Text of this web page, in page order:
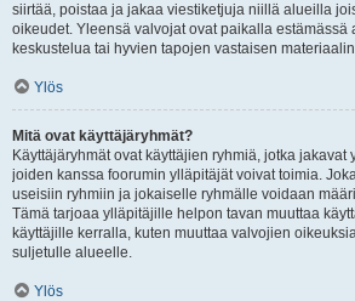
siirtää, poistaa ja jakaa viestiketjuja niillä alueilla
oikeudet. Yleensä valvojat ovat paikalla estämässä
keskustelua tai hyvien tapojen vastaisen
Ylös
Mitä ovat käyttäjäryhmät?
Käyttäjäryhmät ovat käyttäjien ryhmiä, jotka
joiden kanssa foorumin ylläpitäjät voivat toimia.
useisiin ryhmiin ja jokaiselle ryhmälle voidaan
Tämä tarjoaa ylläpitäjille helpon tavan muuttaa
käyttäjille kerralla, kuten muuttaa valvojien
suljetulle alueelle.
Ylös